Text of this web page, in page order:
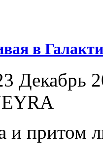
в
Декабрь
притом